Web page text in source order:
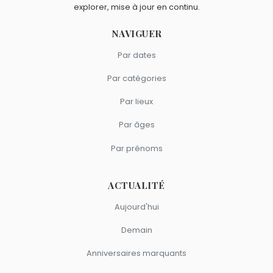
explorer, mise à jour en continu.
NAVIGUER
Par dates
Par catégories
Par lieux
Par âges
Par prénoms
ACTUALITÉ
Aujourd'hui
Demain
Anniversaires marquants